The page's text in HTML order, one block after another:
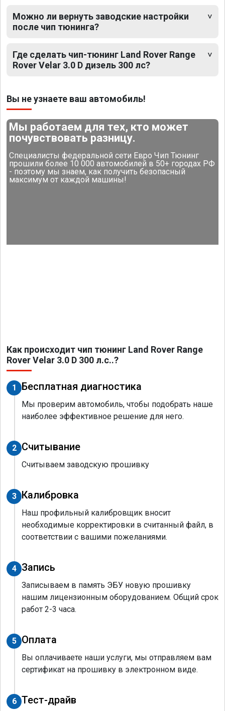
Можно ли вернуть заводские настройки
после чип тюнинга?
Где сделать чип-тюнинг Land Rover Range
Rover Velar 3.0 D дизель 300 лс?
Вы не узнаете ваш автомобиль!
Мы работаем для тех, кто может
почувствовать разницу.
Специалисты федеральной сети Евро Чип Тюнинг
прошили более 10 000 автомобилей в 50+ городах РФ
- поэтому мы знаем, как получить безопасный
максимум от каждой машины!
Как происходит чип тюнинг Land Rover Range
Rover Velar 3.0 D 300 л.с..?
1 Бесплатная диагностика
Мы проверим автомобиль, чтобы подобрать наше
наиболее эффективное решение для него.
2 Считывание
Считываем заводскую прошивку
3 Калибровка
Наш профильный калибровщик вносит
необходимые корректировки в считанный файл, в
соответствии с вашими пожеланиями.
4 Запись
Записываем в память ЭБУ новую прошивку
нашим лицензионным оборудованием. Общий срок
работ 2-3 часа.
5 Оплата
Вы оплачиваете наши услуги, мы отправляем вам
сертификат на прошивку в электронном виде.
6 Тест-драйв